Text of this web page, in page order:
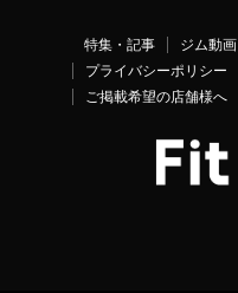
特集・記事 ジム動画
プライバシーポリシー
ご掲載希望の店舗様へ